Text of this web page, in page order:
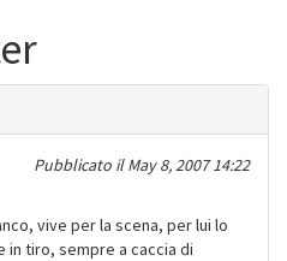
Pubblicato ilMay 8, 2007 14:22
vive per la scena, per lui lo
in tiro, sempre a caccia di